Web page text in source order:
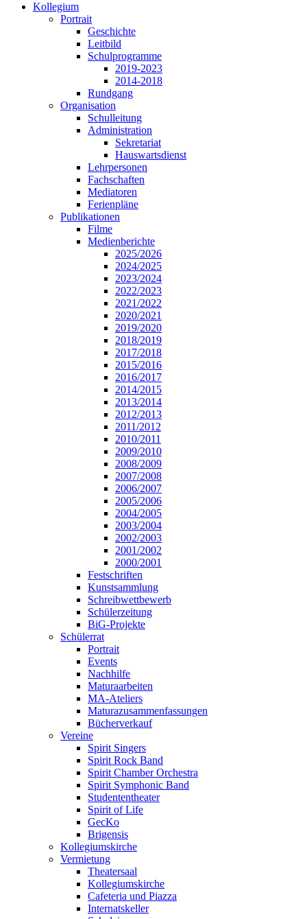
Kollegium
Portrait
Geschichte
Leitbild
Schulprogramme
2019-2023
2014-2018
Rundgang
Organisation
Schulleitung
Administration
Sekretariat
Hauswartsdienst
Lehrpersonen
Fachschaften
Mediatoren
Ferienpläne
Publikationen
Filme
Medienberichte
2025/2026
2024/2025
2023/2024
2022/2023
2021/2022
2020/2021
2019/2020
2018/2019
2017/2018
2015/2016
2016/2017
2014/2015
2013/2014
2012/2013
2011/2012
2010/2011
2009/2010
2008/2009
2007/2008
2006/2007
2005/2006
2004/2005
2003/2004
2002/2003
2001/2002
2000/2001
Festschriften
Kunstsammlung
Schreibwettbewerb
Schülerzeitung
BiG-Projekte
Schülerrat
Portrait
Events
Nachhilfe
Maturaarbeiten
MA-Ateliers
Maturazusammenfassungen
Bücherverkauf
Vereine
Spirit Singers
Spirit Rock Band
Spirit Chamber Orchestra
Spirit Symphonic Band
Studententheater
Spirit of Life
GecKo
Brigensis
Kollegiumskirche
Vermietung
Theatersaal
Kollegiumskirche
Cafeteria und Piazza
Internatskeller